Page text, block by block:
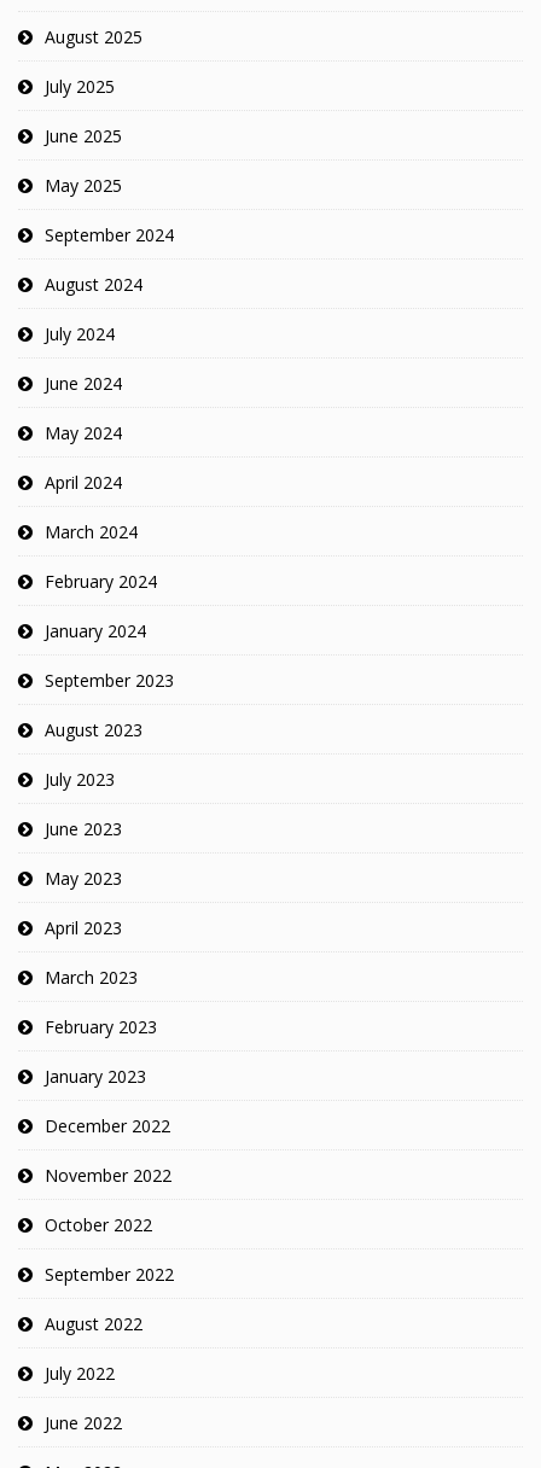
August 2025
July 2025
June 2025
May 2025
September 2024
August 2024
July 2024
June 2024
May 2024
April 2024
March 2024
February 2024
January 2024
September 2023
August 2023
July 2023
June 2023
May 2023
April 2023
March 2023
February 2023
January 2023
December 2022
November 2022
October 2022
September 2022
August 2022
July 2022
June 2022